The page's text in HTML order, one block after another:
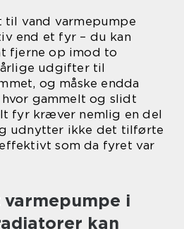
vand varmepumpe
end et fyr – du kan
fjerne op imod to
udgifter til
og måske endda
gammelt og slidt
fyr kræver nemlig en del
udnytter ikke det tilførte
som da fyret var
i
kan